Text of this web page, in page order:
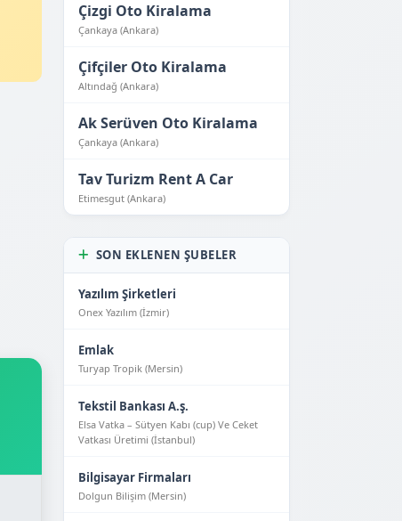
Çizgi Oto Kiralama
Çankaya (Ankara)
Çifçiler Oto Kiralama
Altındağ (Ankara)
Ak Serüven Oto Kiralama
Çankaya (Ankara)
Tav Turizm Rent A Car
Etimesgut (Ankara)
SON EKLENEN ŞUBELER
Yazılım Şirketleri
Onex Yazılım (İzmir)
Emlak
Turyap Tropik (Mersin)
Tekstil Bankası A.ş.
Elsa Vatka – Sütyen Kabı (cup) Ve Ceket
Vatkası Üretimi (İstanbul)
Bilgisayar Firmaları
Dolgun Bilişim (Mersin)